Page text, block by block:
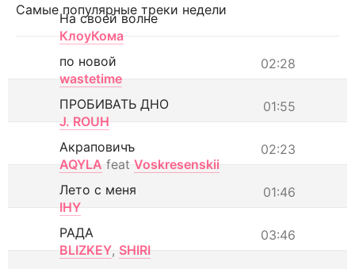
Самые популярные треки недели
На своей волне
КлоуКома
02:28
по новой
wastetime
01:55
ПРОБИВАТЬ ДНО
J. ROUH
02:23
Акраповичъ
AQYLA feat Voskresenskii
01:46
Лето с меня
IHY
03:46
РАДА
BLIZKEY, SHIRI